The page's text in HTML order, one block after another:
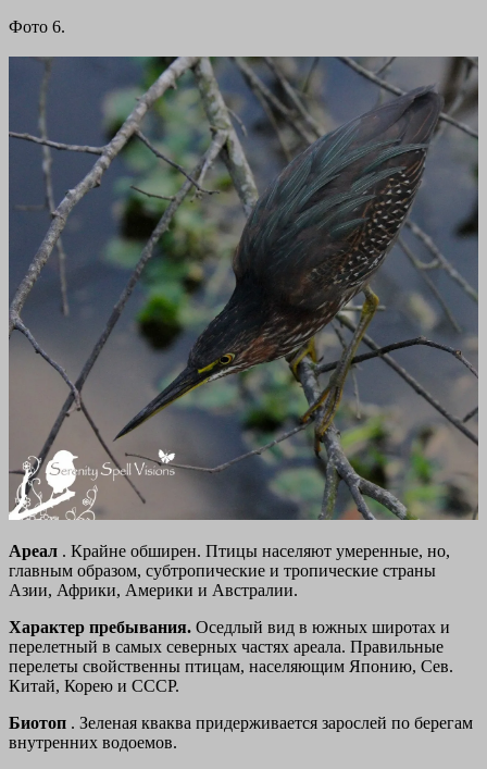
Фото 6.
Ареал . Крайне обширен. Птицы населяют умеренные, но,
главным образом, субтропические и тропические страны
Азии, Африки, Америки и Австралии.
Характер пребывания. Оседлый вид в южных широтах и
перелетный в самых северных частях ареала. Правильные
перелеты свойственны птицам, населяющим Японию, Сев.
Китай, Корею и СССР.
Биотоп . Зеленая кваква придерживается зарослей по берегам
внутренних водоемов.